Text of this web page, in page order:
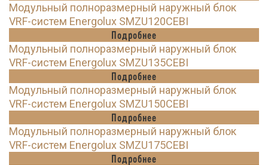
Модульный полноразмерный наружный блок
VRF-систем Energolux SMZU120CEBI
Подробнее
Модульный полноразмерный наружный блок
VRF-систем Energolux SMZU135CEBI
Подробнее
Модульный полноразмерный наружный блок
VRF-систем Energolux SMZU150CEBI
Подробнее
Модульный полноразмерный наружный блок
VRF-систем Energolux SMZU175CEBI
Подробнее